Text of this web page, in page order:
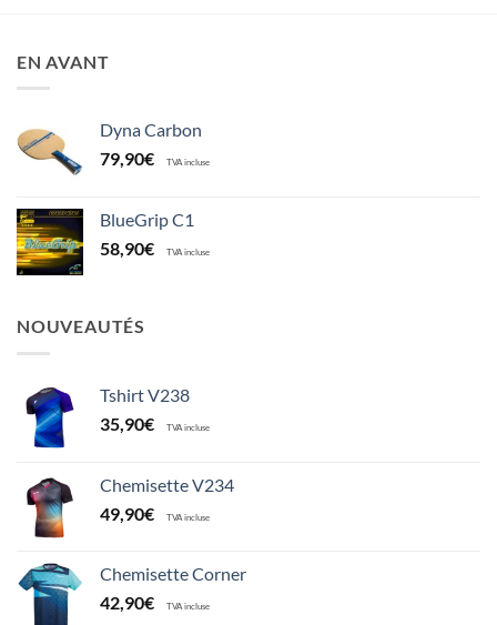
EN AVANT
Dyna Carbon
79,90€ TVA incluse
BlueGrip C1
58,90€ TVA incluse
NOUVEAUTÉS
Tshirt V238
35,90€ TVA incluse
Chemisette V234
49,90€ TVA incluse
Chemisette Corner
42,90€ TVA incluse